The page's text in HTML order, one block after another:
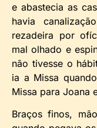
e abastecia as
havia
rezadeira por
mal olhado e
não tivesse o
ia a Missa
Missa para Joana
Braços finos,